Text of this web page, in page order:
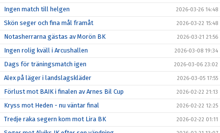
Ingen match till helgen 2026-03-26 14:48
Skön seger och fina mål framåt 2026-03-22 15:48
Notasherrarna gästas av Morön BK 2026-03-21 21:56
Ingen rolig kväll i Arcushallen 2026-03-08 19:34
Dags för träningsmatch igen 2026-03-06 23:02
Alex på läger i landslagskläder 2026-03-05 17:55
Förlust mot BAIK i finalen av Arnes Bil Cup 2026-02-22 21:13
Kryss mot Heden - nu väntar final 2026-02-22 12:25
Tredje raka segern kom mot Lira BK 2026-02-22 01:11